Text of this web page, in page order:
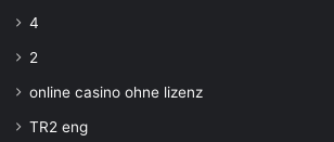
4
2
online casino ohne lizenz
TR2 eng